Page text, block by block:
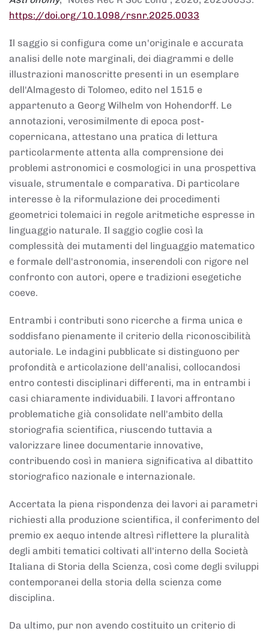
https://doi.org/10.1098/rsnr.2025.0033
Il saggio si configura come un'originale e accurata
analisi delle note marginali, dei diagrammi e delle
illustrazioni manoscritte presenti in un esemplare
dell'Almagesto di Tolomeo, edito nel 1515 e
appartenuto a Georg Wilhelm von Hohendorff. Le
annotazioni, verosimilmente di epoca post-
copernicana, attestano una pratica di lettura
particolarmente attenta alla comprensione dei
problemi astronomici e cosmologici in una prospettiva
visuale, strumentale e comparativa. Di particolare
interesse è la riformulazione dei procedimenti
geometrici tolemaici in regole aritmetiche espresse in
linguaggio naturale. Il saggio coglie così la
complessità dei mutamenti del linguaggio matematico
e formale dell'astronomia, inserendoli con rigore nel
confronto con autori, opere e tradizioni esegetiche
coeve.
Entrambi i contributi sono ricerche a firma unica e
soddisfano pienamente il criterio della riconoscibilità
autoriale. Le indagini pubblicate si distinguono per
profondità e articolazione dell'analisi, collocandosi
entro contesti disciplinari differenti, ma in entrambi i
casi chiaramente individuabili. I lavori affrontano
problematiche già consolidate nell'ambito della
storiografia scientifica, riuscendo tuttavia a
valorizzare linee documentarie innovative,
contribuendo così in maniera significativa al dibattito
storiografico nazionale e internazionale.
Accertata la piena rispondenza dei lavori ai parametri
richiesti alla produzione scientifica, il conferimento del
premio ex aequo intende altresì riflettere la pluralità
degli ambiti tematici coltivati all'interno della Società
Italiana di Storia della Scienza, così come degli sviluppi
contemporanei della storia della scienza come
disciplina.
Da ultimo, pur non avendo costituito un criterio di